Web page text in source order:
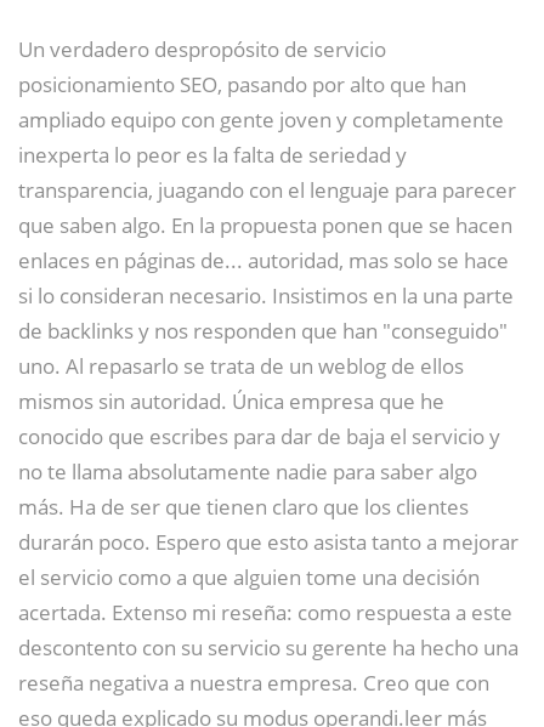
Un verdadero despropósito de servicio
posicionamiento SEO, pasando por alto que han
ampliado equipo con gente joven y completamente
inexperta lo peor es la falta de seriedad y
transparencia, juagando con el lenguaje para parecer
que saben algo. En la propuesta ponen que se hacen
enlaces en páginas de... autoridad, mas solo se hace
si lo consideran necesario. Insistimos en la una parte
de backlinks y nos responden que han "conseguido"
uno. Al repasarlo se trata de un weblog de ellos
mismos sin autoridad. Única empresa que he
conocido que escribes para dar de baja el servicio y
no te llama absolutamente nadie para saber algo
más. Ha de ser que tienen claro que los clientes
durarán poco. Espero que esto asista tanto a mejorar
el servicio como a que alguien tome una decisión
acertada. Extenso mi reseña: como respuesta a este
descontento con su servicio su gerente ha hecho una
reseña negativa a nuestra empresa. Creo que con
eso queda explicado su modus operandi.leer más